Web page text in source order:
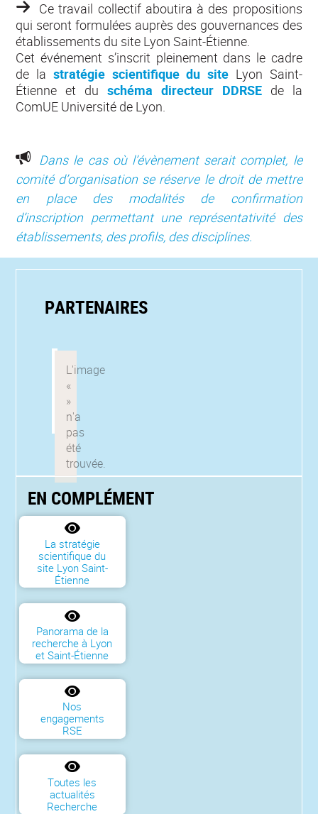
Ce travail collectif aboutira à des propositions
qui seront formulées auprès des gouvernances des
établissements du site Lyon Saint-Étienne.
Cet événement s’inscrit pleinement dans le cadre
de la stratégie scientifique du site Lyon Saint-
Étienne et duschéma directeur DDRSEde la
ComUE Université de Lyon.
Dans le cas où l’évènement serait complet, le
comité d’organisation se réserve le droit de mettre
en place des modalités de confirmation
d’inscription permettant une représentativité des
établissements, des profils, des disciplines.
PARTENAIRES
EN COMPLÉMENT
La stratégie
scientifique du
site Lyon Saint-
Étienne
Panorama de la
recherche à Lyon
et Saint-Étienne
Nos
engagements
RSE
Toutes les
actualités
Recherche